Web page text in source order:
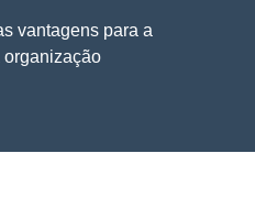
vantagens para a
organização